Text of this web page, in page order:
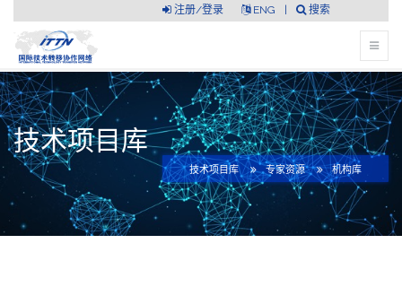
搜索
ENG
注册/登录
技术项目库
技术项目库 专家资源 机构库